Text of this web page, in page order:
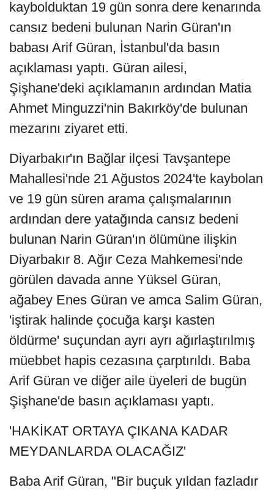
kaybolduktan 19 gün sonra dere kenarında
cansız bedeni bulunan Narin Güran'ın
babası Arif Güran, İstanbul'da basın
açıklaması yaptı. Güran ailesi,
Şişhane'deki açıklamanın ardından Matia
Ahmet Minguzzi'nin Bakırköy'de bulunan
mezarını ziyaret etti.
Diyarbakır'ın Bağlar ilçesi Tavşantepe
Mahallesi'nde 21 Ağustos 2024'te kaybolan
ve 19 gün süren arama çalışmalarının
ardından dere yatağında cansız bedeni
bulunan Narin Güran'ın ölümüne ilişkin
Diyarbakır 8. Ağır Ceza Mahkemesi'nde
görülen davada anne Yüksel Güran,
ağabey Enes Güran ve amca Salim Güran,
'iştirak halinde çocuğa karşı kasten
öldürme' suçundan ayrı ayrı ağırlaştırılmış
müebbet hapis cezasına çarptırıldı. Baba
Arif Güran ve diğer aile üyeleri de bugün
Şişhane'de basın açıklaması yaptı.
'HAKİKAT ORTAYA ÇIKANA KADAR
MEYDANLARDA OLACAĞIZ'
Baba Arif Güran, "Bir buçuk yıldan fazladır